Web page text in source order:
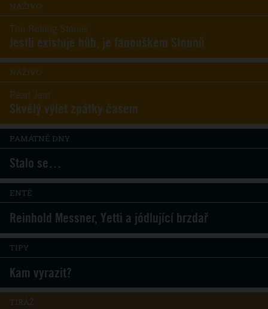
NAŽIVO
The Rolling Stones
Jestli existuje bůh, je fanouškem Stounů
NAŽIVO
Pearl Jam
Skvělý výlet zpátky časem
PAMÁTNÉ DNY
Stalo se…
ENTÉ
Reinhold Messner, Yetti a jódlující brzdař
TIPY
Kam vyrazit?
TIRÁŽ